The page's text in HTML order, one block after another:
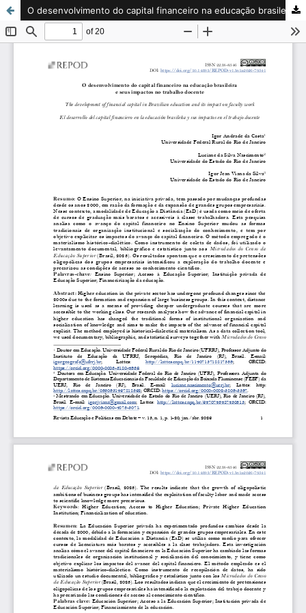
O desenvolvimento do capital financeiro na educação brasileira e seus impactos no trabalho docente